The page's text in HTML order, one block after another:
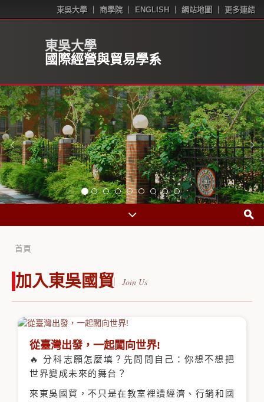
東吳大學 商學院 ENGLISH 網站地圖 更多連結
國際經營與貿易學系
首頁
加入東吳國貿
從臺灣出發，一起闖向世界!
🔥 分科志願怎麼填？先問問自己：你想不想把
世界變成未來的舞台？
來東吳國貿，不只是在教室裡讀經濟、行銷和國